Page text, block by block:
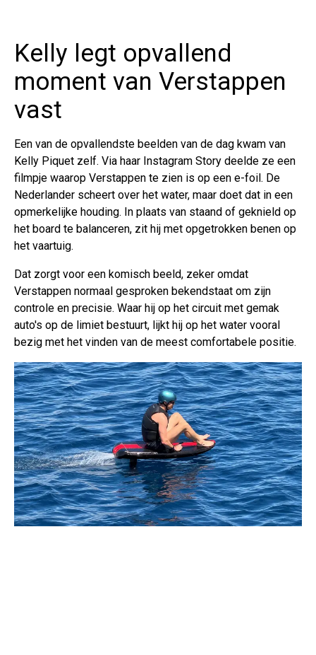
Kelly legt opvallend
moment van Verstappen
vast
Een van de opvallendste beelden van de dag kwam van
Kelly Piquet zelf. Via haar Instagram Story deelde ze een
filmpje waarop Verstappen te zien is op een e-foil. De
Nederlander scheert over het water, maar doet dat in een
opmerkelijke houding. In plaats van staand of geknield op
het board te balanceren, zit hij met opgetrokken benen op
het vaartuig.
Dat zorgt voor een komisch beeld, zeker omdat
Verstappen normaal gesproken bekendstaat om zijn
controle en precisie. Waar hij op het circuit met gemak
auto's op de limiet bestuurt, lijkt hij op het water vooral
bezig met het vinden van de meest comfortabele positie.